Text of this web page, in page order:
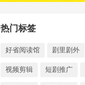
热门标签
好省阅读馆 剧里剧外
视频剪辑 短剧推广